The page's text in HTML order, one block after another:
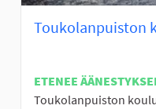
Toukolanpuiston
ETENEE
Toukolanpuiston